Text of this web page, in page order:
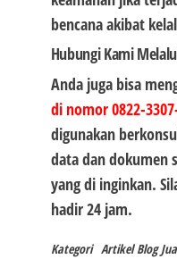
bencana akibat
Hubungi Kami
Anda juga bisa
di nomor 0822-
digunakan
data dan dokumen
yang di inginkan.
hadir 24 jam.
Kategori Artikel Blog